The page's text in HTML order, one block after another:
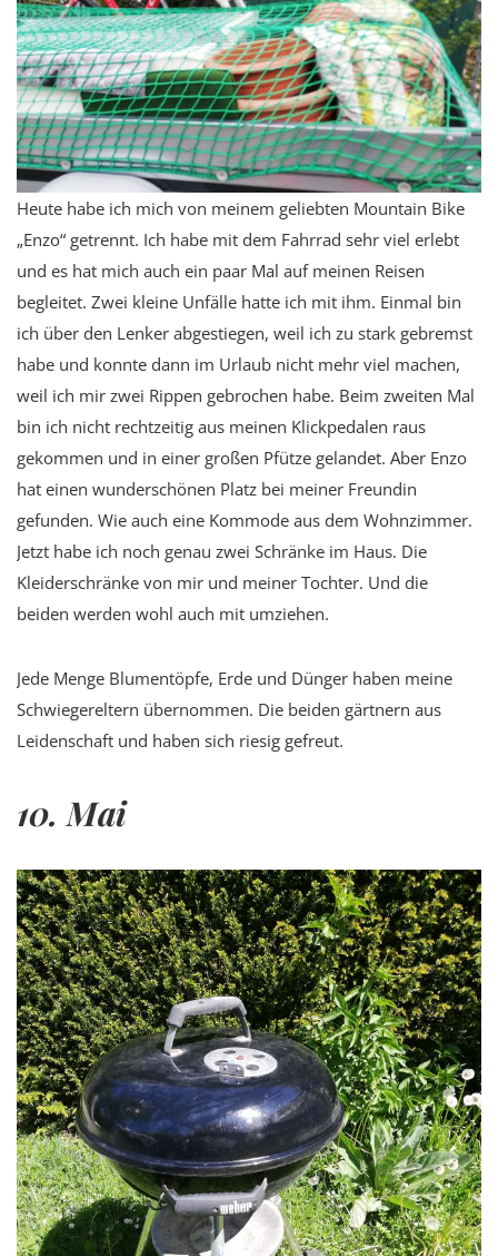
Heute habe ich mich von meinem geliebten Mountain Bike
„Enzo“ getrennt. Ich habe mit dem Fahrrad sehr viel erlebt
und es hat mich auch ein paar Mal auf meinen Reisen
begleitet. Zwei kleine Unfälle hatte ich mit ihm. Einmal bin
ich über den Lenker abgestiegen, weil ich zu stark gebremst
habe und konnte dann im Urlaub nicht mehr viel machen,
weil ich mir zwei Rippen gebrochen habe. Beim zweiten Mal
bin ich nicht rechtzeitig aus meinen Klickpedalen raus
gekommen und in einer großen Pfütze gelandet. Aber Enzo
hat einen wunderschönen Platz bei meiner Freundin
gefunden. Wie auch eine Kommode aus dem Wohnzimmer.
Jetzt habe ich noch genau zwei Schränke im Haus. Die
Kleiderschränke von mir und meiner Tochter. Und die
beiden werden wohl auch mit umziehen.
Jede Menge Blumentöpfe, Erde und Dünger haben meine
Schwiegereltern übernommen. Die beiden gärtnern aus
Leidenschaft und haben sich riesig gefreut.
10. Mai